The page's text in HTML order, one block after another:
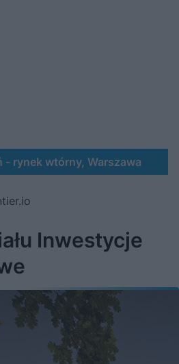
- rynek wtórny, Warszawa
Inwestycje